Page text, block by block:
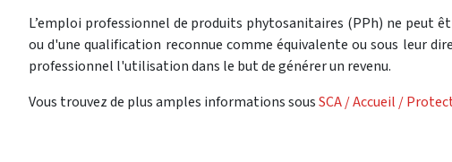
L’emploi professionnel de produits phytosanitaires (PPh) ne peut
ou d'une qualification reconnue comme équivalente ou sous leur
professionnel l'utilisation dans le but de générer un revenu.
Vous trouvez de plus amples informations sousSCA / Accueil /